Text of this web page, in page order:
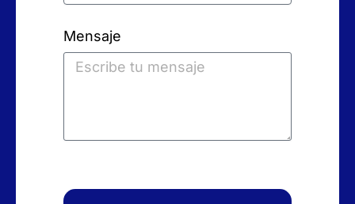
Mensaje